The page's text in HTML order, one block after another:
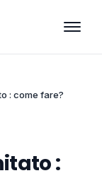
: come fare?
: